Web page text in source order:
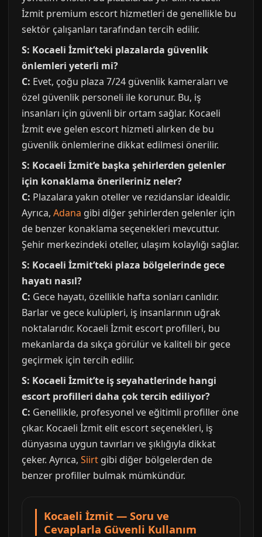
İzmit premium escort hizmetleri de genellikle bu
sektör çalışanları tarafından tercih edilir.
S: Kocaeli İzmit’teki plazalarda güvenlik
önlemleri yeterli mi?
C: Evet, çoğu plaza 7/24 güvenlik kameraları ve
özel güvenlik personeli ile korunur. Bu, iş
insanları için güvenli bir ortam sağlar. Kocaeli
İzmit eve gelen escort hizmeti alırken de bu
güvenlik önlemlerine dikkat edilmesi önerilir.
S: Kocaeli İzmit’e başka şehirlerden gelenler
için konaklama önerileriniz neler?
C: Plazalara yakın oteller ve rezidanslar idealdir.
Ayrıca, Adana gibi diğer şehirlerden gelenler için
de benzer konaklama seçenekleri mevcuttur.
Şehir merkezindeki oteller, ulaşım kolaylığı sağlar.
S: Kocaeli İzmit’teki plaza bölgelerinde gece
hayatı nasıl?
C: Gece hayatı, özellikle hafta sonları canlıdır.
Barlar ve gece kulüpleri, iş insanlarının uğrak
noktalarıdır. Kocaeli İzmit escort profilleri, bu
mekanlarda da sıkça görülür ve kaliteli bir gece
geçirmek için tercih edilir.
S: Kocaeli İzmit’te iş seyahatlerinde hangi
escort profilleri daha çok tercih ediliyor?
C: Genellikle, profesyonel ve eğitimli profiller öne
çıkar. Kocaeli İzmit elit escort seçenekleri, iş
dünyasına uygun tavırları ve şıklığıyla dikkat
çeker. Ayrıca, Siirt gibi diğer bölgelerden de
benzer profiller bulmak mümkündür.
Kocaeli İzmit — Soru ve
Cevaplarla Güvenli Kullanım